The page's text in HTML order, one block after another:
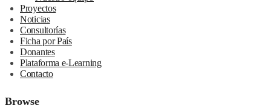
Proyectos
Noticias
Consultorías
Ficha por País
Donantes
Plataforma e-Learning
Contacto
Browse